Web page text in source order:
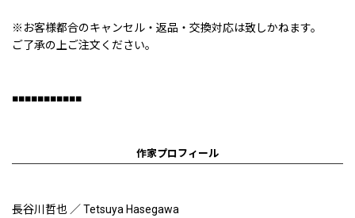
※お客様都合のキャンセル・返品・交換対応は致しかねます。
ご了承の上ご注文ください。
■■■■■■■■■■■
作家プロフィール
長谷川哲也 ／ Tetsuya Hasegawa